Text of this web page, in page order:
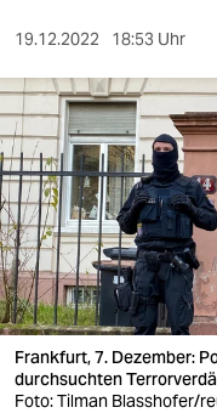
kultur
sport
berlin
nord
wahrheit
verlag
verlag
veranstaltungen
19.12.2022 18:53 Uhr
Frankfurt, 7. Dezember:
durchsuchten
Foto: Tilman Blasshofer/